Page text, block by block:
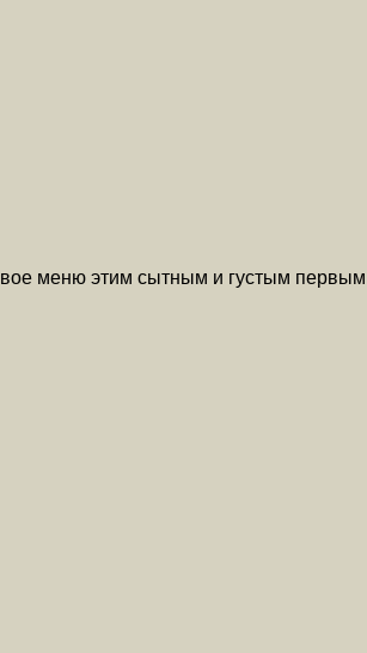
меню этим сытным и густым